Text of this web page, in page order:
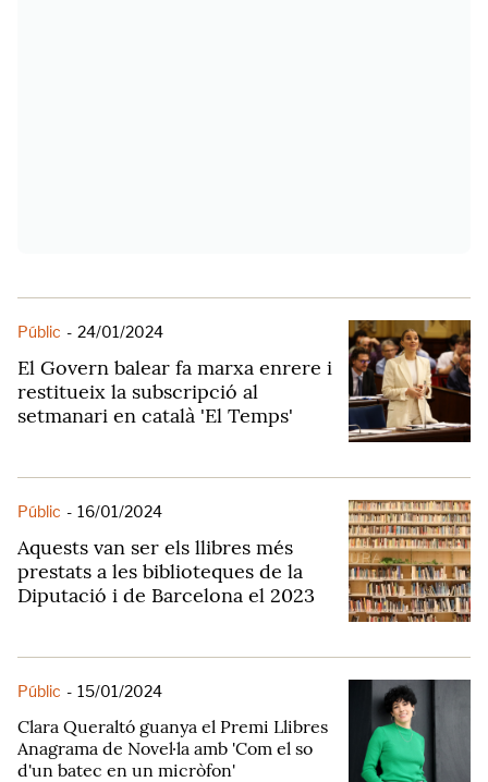
Públic - 24/01/2024
El Govern balear fa marxa enrere i
restitueix la subscripció al
setmanari en català 'El Temps'
Públic - 16/01/2024
Aquests van ser els llibres més
prestats a les biblioteques de la
Diputació i de Barcelona el 2023
Públic - 15/01/2024
Clara Queraltó guanya el Premi Llibres
Anagrama de Novel·la amb 'Com el so
d'un batec en un micròfon'